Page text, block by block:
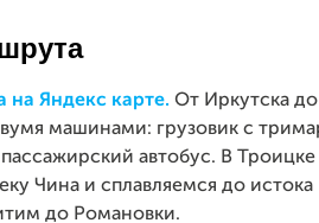
на Яндекс карте. От Иркутска
машинами: грузовик с
автобус. В Троицке
Чина и сплавляемся до
до Романовки.